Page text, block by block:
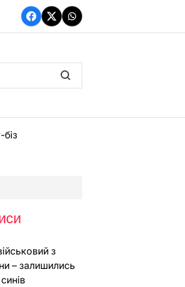
Facebook
TwitterWhatsApp
з
– залишились